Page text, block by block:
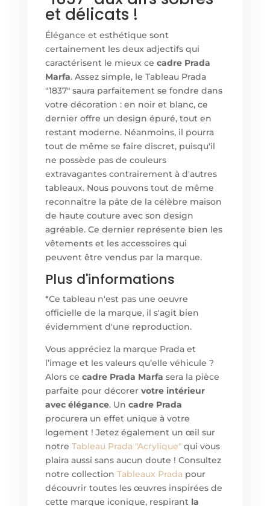
et délicats !
Élégance et esthétique sont
certainement les deux adjectifs qui
caractérisent le mieux ce cadre Prada
Marfa. Assez simple, le Tableau Prada
"1837" saura parfaitement se fondre dans
votre décoration : en noir et blanc, ce
dernier offre un design épuré, tout en
restant moderne. Néanmoins, il pourra
tout de même se faire discret, puisqu'il
ne possède pas de couleurs
extravagantes contrairement à d'autres
tableaux. Nous pouvons tout de même
reconnaître la pâte de la célèbre maison
de haute couture avec son design
agréable. Ce dernier représente bien les
vêtements et les accessoires qui
peuvent être vendus par la marque.
Plus d'informations
*Ce tableau n'est pas une oeuvre
officielle de la marque, il s'agit bien
évidemment d'une reproduction.
Vous appréciez la marque Prada et
l’image et les valeurs qu’elle véhicule ?
Alors ce cadre Prada Marfa sera la pièce
parfaite pour décorer votre intérieur
avec élégance. Un cadre Prada
procurera un effet unique à votre
logement ! Jetez également un œil sur
notre Tableau Prada "Acrylique"qui vous
plaira aussi sans aucun doute ! Consultez
notre collection Tableaux Prada pour
découvrir toutes les œuvres inspirées de
cette marque iconique, respirant la